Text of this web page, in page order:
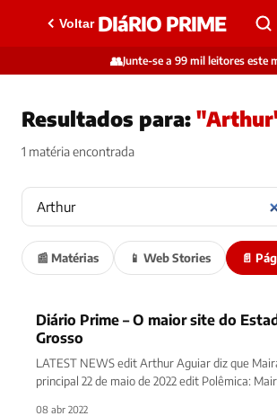
Voltar DIáRIO PRIME
👥Junte-se a 99 mil leitores este
Resultados para:
1 matéria encontrada
📰 Matérias 📱 Web Stories 📄
Diário Prime – O maior site do
Grosso
LATEST NEWS edit Arthur Aguiar diz que
principal 22 de maio de 2022 edit Polêmica:
08 abr 2022